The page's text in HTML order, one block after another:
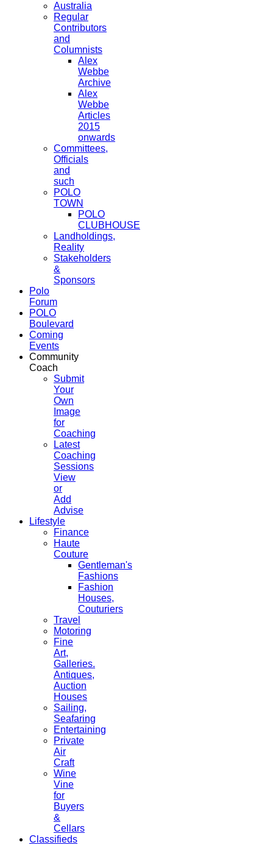
Australia
Regular
Contributors
and
Columnists
Alex
Webbe
Archive
Alex
Webbe
Articles
2015
onwards
Committees,
Officials
and
such
POLO
TOWN
POLO
CLUBHOUSE
Landholdings,
Reality
Stakeholders
&
Sponsors
Polo
Forum
POLO
Boulevard
Coming
Events
Community
Coach
Submit
Your
Own
Image
for
Coaching
Latest
Coaching
Sessions
View
or
Add
Advise
Lifestyle
Finance
Haute
Couture
Gentleman's
Fashions
Fashion
Houses,
Couturiers
Travel
Motoring
Fine
Art,
Galleries.
Antiques,
Auction
Houses
Sailing,
Seafaring
Entertaining
Private
Air
Craft
Wine
Vine
for
Buyers
&
Cellars
Classifieds